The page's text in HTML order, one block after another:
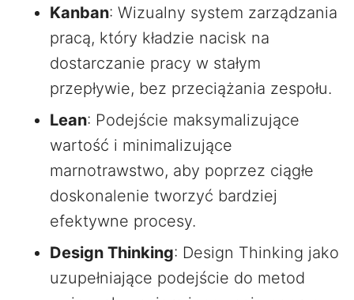
Kanban: Wizualny system zarządzania
pracą, który kładzie nacisk na
dostarczanie pracy w stałym
przepływie, bez przeciążania zespołu.
Lean: Podejście maksymalizujące
wartość i minimalizujące
marnotrawstwo, aby poprzez ciągłe
doskonalenie tworzyć bardziej
efektywne procesy.
Design Thinking: Design Thinking jako
uzupełniające podejście do metod